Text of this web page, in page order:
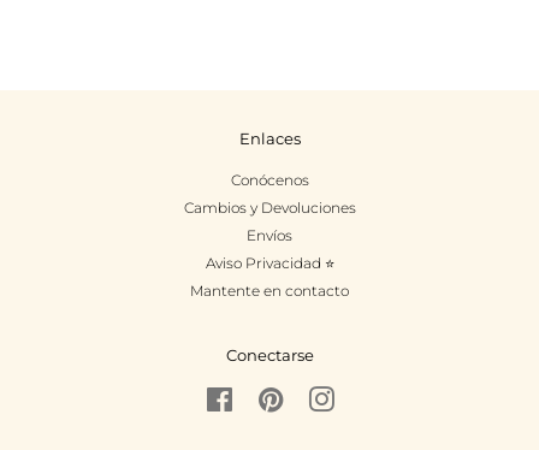
Enlaces
Conócenos
Cambios y Devoluciones
Envíos
Aviso Privacidad ⭐
Mantente en contacto
Conectarse
FacebookPinterestInstagram